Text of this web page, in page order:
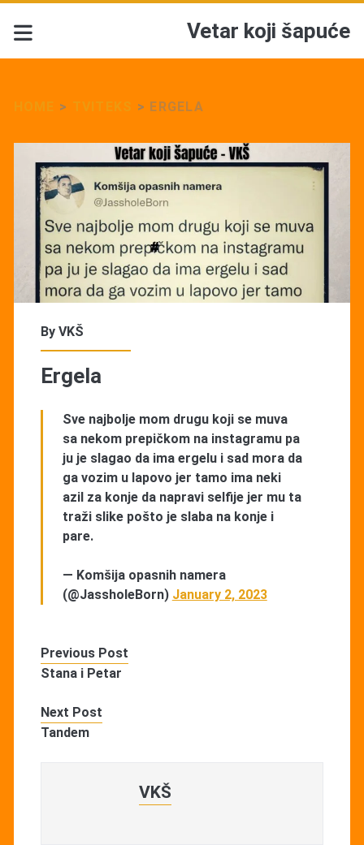
Vetar koji šapuće
> > ERGELA
By VKŠ
Ergela
Sve najbolje mom drugu koji se muva
sa nekom prepičkom na instagramu pa
ju je slagao da ima ergelu i sad mora da
ga vozim u lapovo jer tamo ima neki
azil za konje da napravi selfije jer mu ta
traži slike pošto je slaba na konje i
pare.
— Komšija opasnih namera
(@JassholeBorn) January 2, 2023
Previous Post
Stana i Petar
Next Post
Tandem
VKŠ